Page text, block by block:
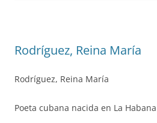
Rodríguez, Reina María
Rodríguez, Reina María
Poeta cubana nacida en La